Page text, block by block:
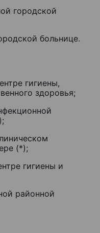
городской
больнице.
гигиены,
здоровья;
(*);
гигиены и
районной